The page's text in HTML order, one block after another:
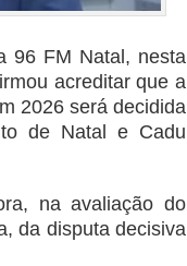
96 FM Natal, nesta
acreditar que a
2026 será decidida
de Natal e Cadu
na avaliação do
da disputa decisiva